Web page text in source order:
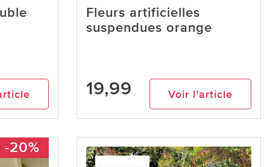
Fleurs artificielles
suspendues orange
19,99 Voir l’article
-20%